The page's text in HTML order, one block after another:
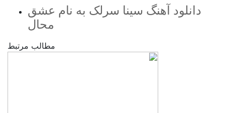
دانلود آهنگ سینا سرلک به نام عشق
محال
مطالب مرتبط